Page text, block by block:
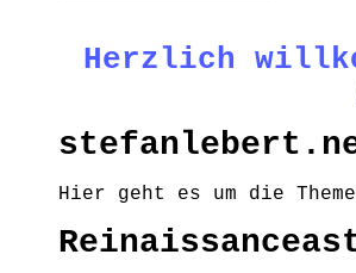
Herzlich
Hier geht es um die